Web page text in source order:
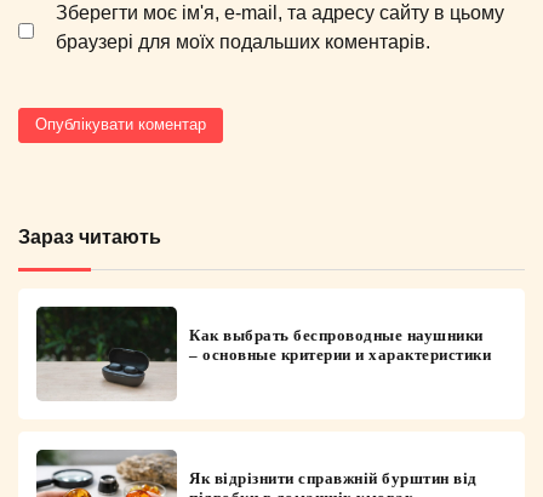
Зберегти моє ім'я, e-mail, та адресу сайту в цьому
браузері для моїх подальших коментарів.
Зараз читають
Как выбрать беспроводные наушники
– основные критерии и характеристики
Як відрізнити справжній бурштин від